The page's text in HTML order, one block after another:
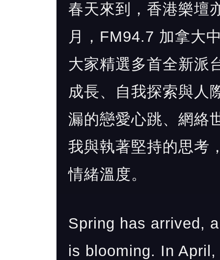
春天來到，香港樂壇
月，FM94.7 加拿大
大家精選多首全新派
成長、自我探索與人
漏的戀愛心跳、網絡
我與執著堅持的思考
情緒溫度。
Spring has arrived,
is blooming. In